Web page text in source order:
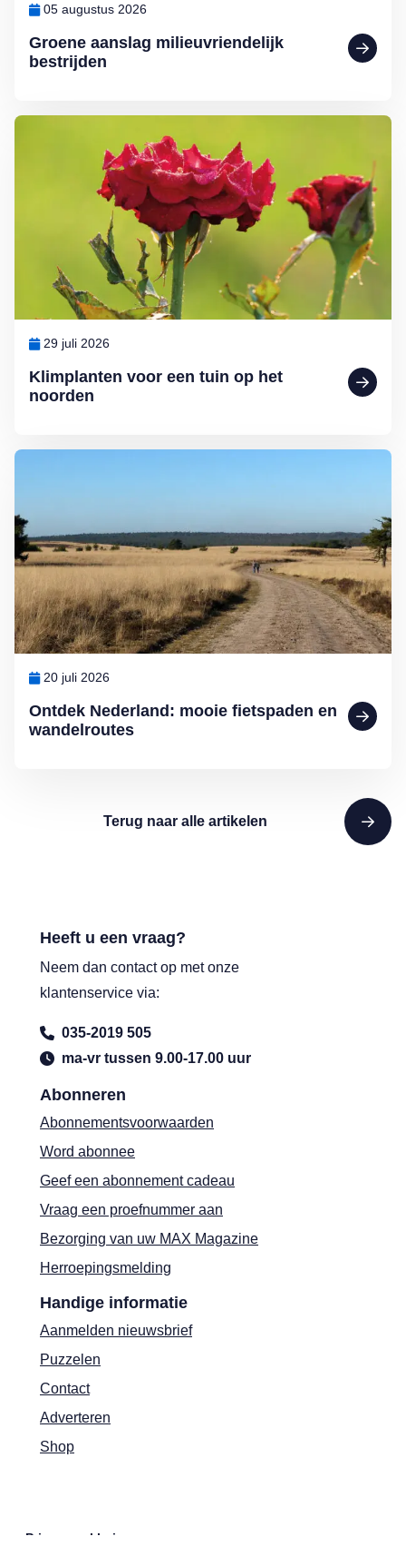
Groene aanslag milieuvriendelijk
bestrijden
05 augustus 2026
Klimplanten voor een tuin op het
noorden
29 juli 2026
Lees meer over Klimplanten voor een tuin op het noorden
Ontdek Nederland: mooie fietspaden en
wandelroutes
20 juli 2026
Lees meer over Ontdek Nederland: mooie fietspaden en
Terug naar alle artikelen
Abonneren
Abonnementsvoorwaarden
Word abonnee
Geef een abonnement cadeau
Vraag een proefnummer aan
Bezorging van uw MAX Magazine
Herroepingsmelding
Handige informatie
Aanmelden nieuwsbrief
Puzzelen
Contact
Adverteren
Shop
Heeft u een vraag?
Neem dan contact op met onze
klantenservice via:
035-2019 505
ma-vr tussen 9.00-17.00 uur
Privacyverklaring